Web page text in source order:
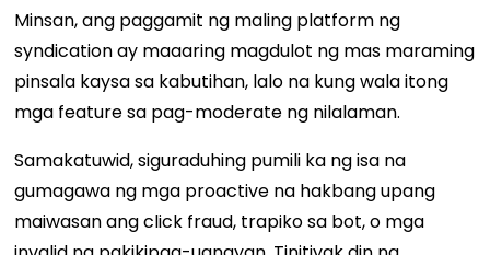
Minsan, ang paggamit ng maling platform ng
syndication ay maaaring magdulot ng mas maraming
pinsala kaysa sa kabutihan, lalo na kung wala itong
mga feature sa pag-moderate ng nilalaman.
Samakatuwid, siguraduhing pumili ka ng isa na
gumagawa ng mga proactive na hakbang upang
maiwasan ang click fraud, trapiko sa bot, o mga